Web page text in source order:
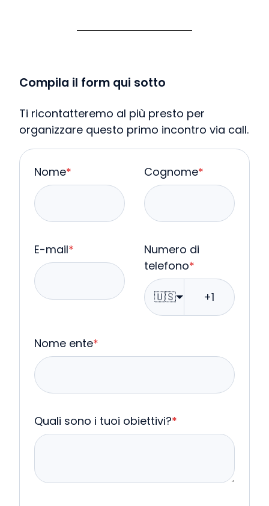
Compila il form qui sotto
Ti ricontatteremo al più presto per
organizzare questo primo incontro via call.
Nome* Cognome*
E-mail*
Numero di
telefono*
🇺🇸
Nome ente*
Quali sono i tuoi obiettivi?*